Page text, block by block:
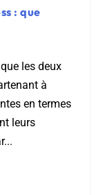
: que
les deux
à
en termes
leurs